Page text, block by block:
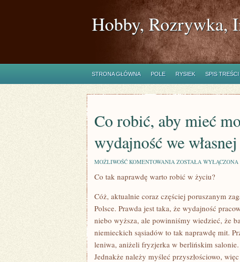
Hobby, Rozrywka,
STRONA GŁÓWNA POLE RYSIEK SPIS TREŚCI
Co robić, aby mieć
wydajność we
MOŻLIWOŚĆ KOMENTOWANIA CO
ABY
POWIĘKSZYĆ
WYDAJNOŚĆ
WŁASNEJ
FIRMIE?
ZOSTAŁA WYŁĄCZONA
Co tak naprawdę warto robić w życiu?
Cóż, aktualnie coraz częściej poruszanym
Polsce. Prawda jest taka, że wydajność
niebo wyższa, ale powinniśmy wiedzieć, że
niemieckich sąsiadów to tak naprawdę mit.
leniwa, aniżeli fryzjerka w berlińskim
Jednakże należy myśleć przyszłościowo,